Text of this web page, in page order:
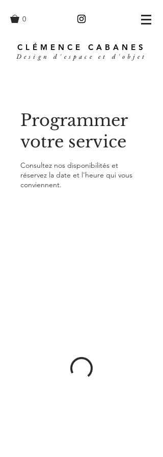
0
CLÉMENCE CABANES
Design d'espace et d'objet
Programmer
votre service
Consultez nos disponibilités et
réservez la date et l'heure qui vous
conviennent.